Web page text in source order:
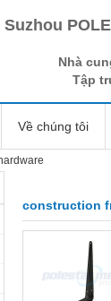
Suzhou
Nhà
Tập
Về chúng tôi
construction